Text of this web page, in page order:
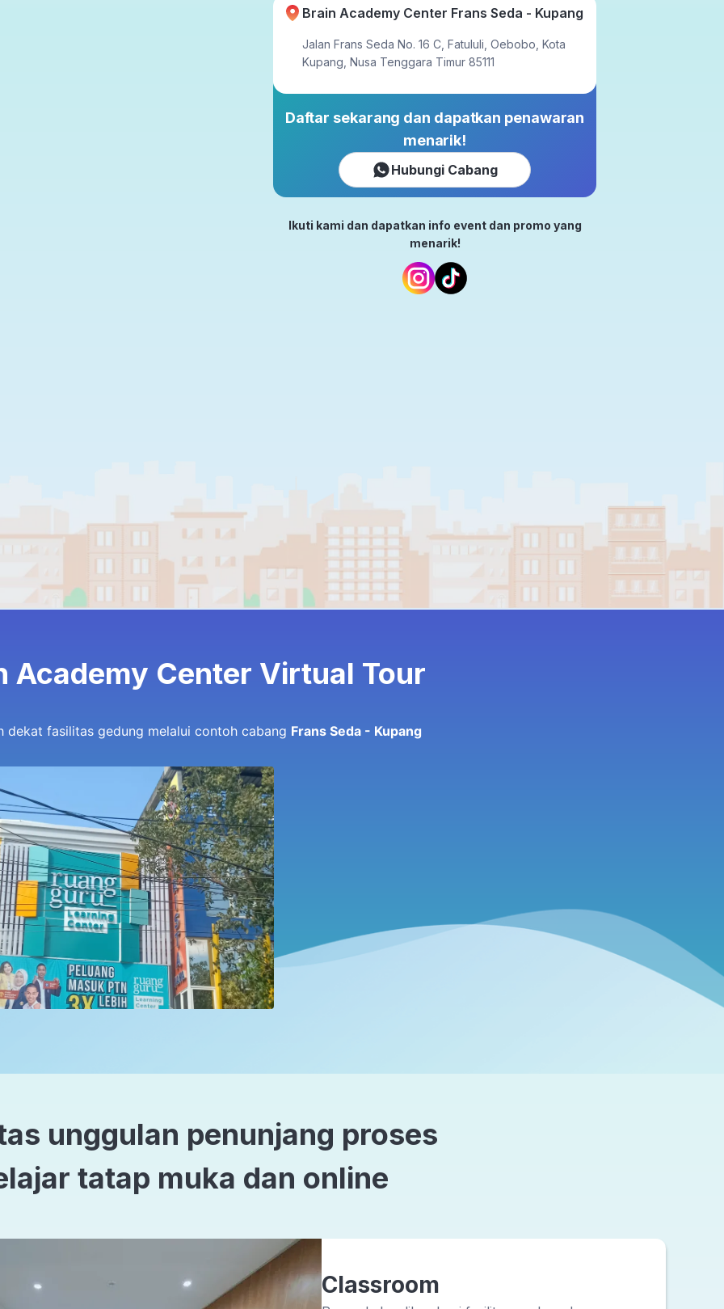
Brain Academy Center Frans Seda - Kupang
Jalan Frans Seda No. 16 C, Fatululi, Oebobo, Kota
Kupang, Nusa Tenggara Timur 85111
Daftar sekarang dan dapatkan penawaran
menarik!
Hubungi Cabang
Ikuti kami dan dapatkan info event dan promo yang
menarik!
Academy Center Virtual Tour
dekat fasilitas gedung melalui contoh cabang Frans Seda - Kupang
unggulan penunjang proses
tatap muka dan online
Classroom